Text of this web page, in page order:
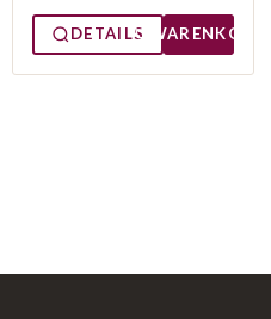
DETAILS WARENKORB